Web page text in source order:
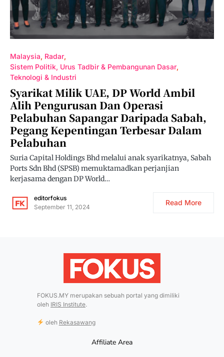
Malaysia Radar
Sistem Politik, Urus Tadbir & Pembangunan Dasar
Teknologi & Industri
Syarikat Milik UAE, DP World Ambil
Alih Pengurusan Dan Operasi
Pelabuhan Sapangar Daripada Sabah,
Pegang Kepentingan Terbesar Dalam
Pelabuhan
Suria Capital Holdings Bhd melalui anak syarikatnya, Sabah
Ports Sdn Bhd (SPSB) memuktamadkan perjanjian
kerjasama dengan DP World…
editorfokus
September 11, 2024
Read More
FOKUS.MY merupakan sebuah portal yang dimiliki
oleh IRIS Institute.
oleh Rekasawang
Affiliate Area